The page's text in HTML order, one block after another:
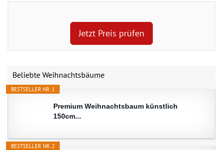
Jetzt Preis prüfen
Beliebte Weihnachtsbäume
BESTSELLER NR. 1
Premium Weihnachtsbaum künstlich
150cm...
BESTSELLER NR. 2